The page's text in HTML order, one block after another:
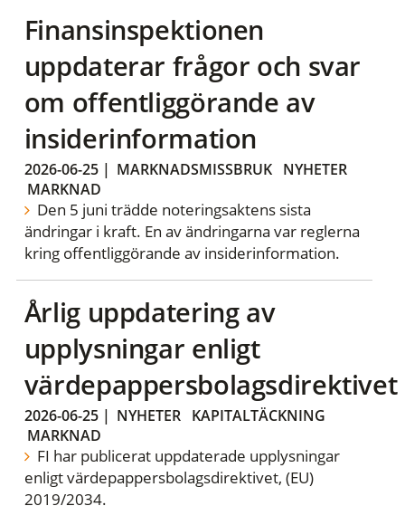
Finansinspektionen
uppdaterar frågor och svar
om offentliggörande av
insiderinformation
2026-06-25| MARKNADSMISSBRUK
NYHETER
MARKNAD
Den 5 juni trädde noteringsaktens sista
ändringar i kraft. En av ändringarna var reglerna
kring offentliggörande av insiderinformation.
Årlig uppdatering av
upplysningar enligt
värdepappersbolagsdirektivet
2026-06-25| NYHETER
KAPITALTÄCKNING
MARKNAD
FI har publicerat uppdaterade upplysningar
enligt värdepappersbolagsdirektivet, (EU)
2019/2034.